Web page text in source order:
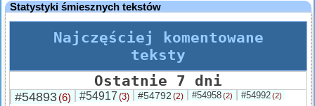
Statystyki śmiesznych tekstów
Najczęściej komentowane
teksty
Ostatnie 7 dni
#54893(6) #54917 (3) #54792 (2) #54958(2) #54992(2)